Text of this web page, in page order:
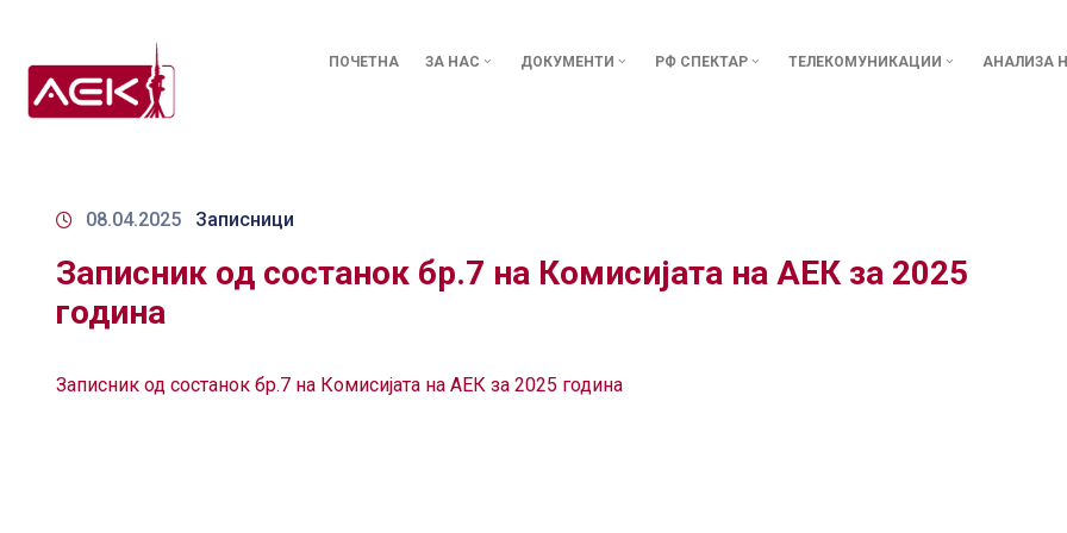
ПОЧЕТНА ЗА НАС ДОКУМЕНТИ РФ СПЕКТАР ТЕЛЕКОМУНИКАЦИИ АНАЛИЗА
08.04.2025 Записници
Записник од состанок бр.7 на Комисијата на АЕК за 2025
година
Записник од состанок бр.7 на Комисијата на АЕК за 2025 година